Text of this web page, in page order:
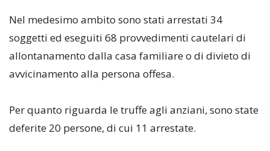
Nel medesimo ambito sono stati arrestati 34
soggetti ed eseguiti 68 provvedimenti cautelari di
allontanamento dalla casa familiare o di divieto di
avvicinamento alla persona offesa.
Per quanto riguarda le truffe agli anziani, sono state
deferite 20 persone, di cui 11 arrestate.